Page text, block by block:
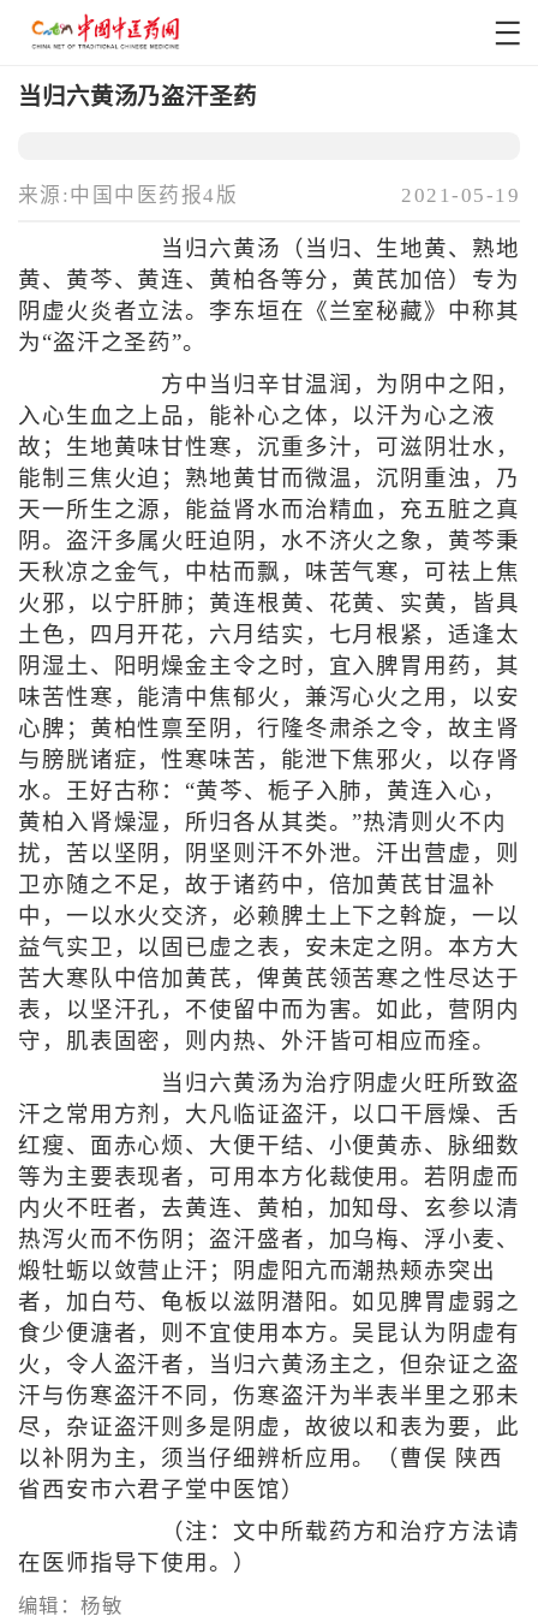
当归六黄汤乃盗汗圣药
来源:中国中医药报4版 2021-05-19
当归六黄汤（当归、生地黄、熟地
黄、黄芩、黄连、黄柏各等分，黄芪加倍）专为
阴虚火炎者立法。李东垣在《兰室秘藏》中称其
为“盗汗之圣药”。
方中当归辛甘温润，为阴中之阳，
入心生血之上品，能补心之体，以汗为心之液
故；生地黄味甘性寒，沉重多汁，可滋阴壮水，
能制三焦火迫；熟地黄甘而微温，沉阴重浊，乃
天一所生之源，能益肾水而治精血，充五脏之真
阴。盗汗多属火旺迫阴，水不济火之象，黄芩秉
天秋凉之金气，中枯而飘，味苦气寒，可祛上焦
火邪，以宁肝肺；黄连根黄、花黄、实黄，皆具
土色，四月开花，六月结实，七月根紧，适逢太
阴湿土、阳明燥金主令之时，宜入脾胃用药，其
味苦性寒，能清中焦郁火，兼泻心火之用，以安
心脾；黄柏性禀至阴，行隆冬肃杀之令，故主肾
与膀胱诸症，性寒味苦，能泄下焦邪火，以存肾
水。王好古称：“黄芩、栀子入肺，黄连入心，
黄柏入肾燥湿，所归各从其类。”热清则火不内
扰，苦以坚阴，阴坚则汗不外泄。汗出营虚，则
卫亦随之不足，故于诸药中，倍加黄芪甘温补
中，一以水火交济，必赖脾土上下之斡旋，一以
益气实卫，以固已虚之表，安未定之阴。本方大
苦大寒队中倍加黄芪，俾黄芪领苦寒之性尽达于
表，以坚汗孔，不使留中而为害。如此，营阴内
守，肌表固密，则内热、外汗皆可相应而痊。
当归六黄汤为治疗阴虚火旺所致盗
汗之常用方剂，大凡临证盗汗，以口干唇燥、舌
红瘦、面赤心烦、大便干结、小便黄赤、脉细数
等为主要表现者，可用本方化裁使用。若阴虚而
内火不旺者，去黄连、黄柏，加知母、玄参以清
热泻火而不伤阴；盗汗盛者，加乌梅、浮小麦、
煅牡蛎以敛营止汗；阴虚阳亢而潮热颊赤突出
者，加白芍、龟板以滋阴潜阳。如见脾胃虚弱之
食少便溏者，则不宜使用本方。吴昆认为阴虚有
火，令人盗汗者，当归六黄汤主之，但杂证之盗
汗与伤寒盗汗不同，伤寒盗汗为半表半里之邪未
尽，杂证盗汗则多是阴虚，故彼以和表为要，此
以补阴为主，须当仔细辨析应用。（曹俣 陕西
省西安市六君子堂中医馆）
（注：文中所载药方和治疗方法请
在医师指导下使用。）
编辑：杨敏